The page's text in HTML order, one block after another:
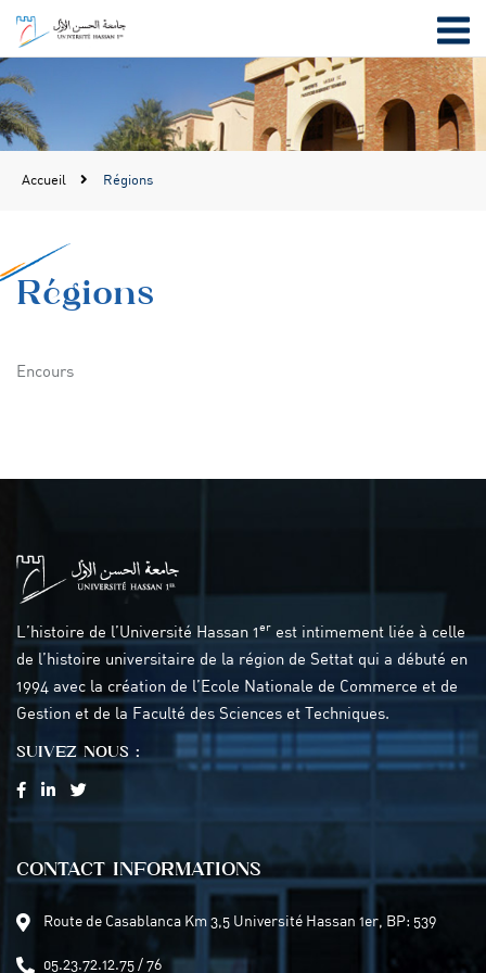
Accueil Régions
Régions
Encours
L’histoire de l’Université Hassan 1er est intimement liée à celle
de l’histoire universitaire de la région de Settat qui a débuté en
1994 avec la création de l’Ecole Nationale de Commerce et de
Gestion et de la Faculté des Sciences et Techniques.
SUIVEZ NOUS :
CONTACT INFORMATIONS
Route de Casablanca Km 3,5 Université Hassan 1er, BP: 539
05.23.72.12.75 / 76